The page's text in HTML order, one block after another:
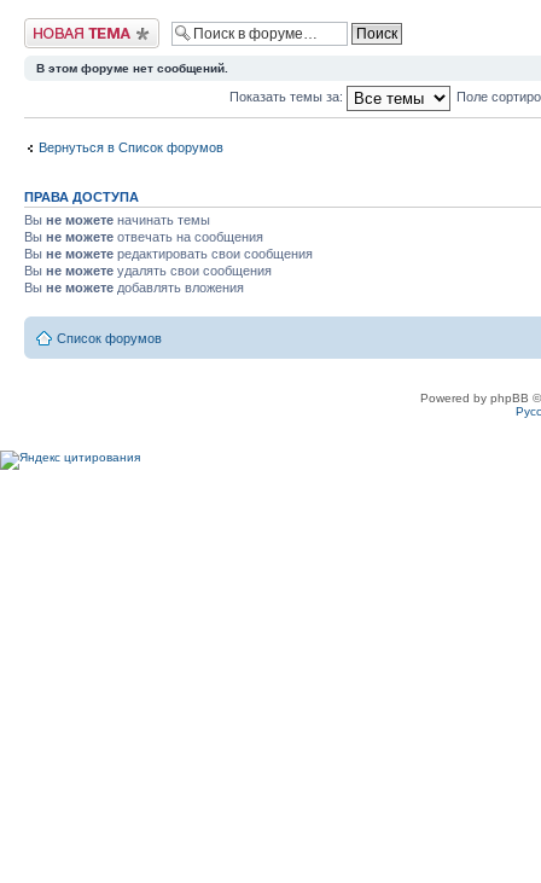
Новая тема
В этом форуме нет сообщений.
Показать темы за: Поле
Вернуться в Список форумов
ПРАВА ДОСТУПА
Вы не можете начинать темы
Вы не можете отвечать на сообщения
Вы не можете редактировать свои сообщения
Вы не можете удалять свои сообщения
Вы не можете добавлять вложения
Список форумов
Powered by phpBB